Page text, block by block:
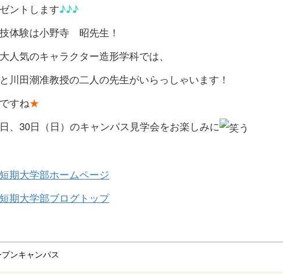
ントします♪♪♪
体験は小野寺 昭先生！
人気のキャラクター造形学科では、
川田潮准教授の二人の先生がいらっしゃいます！
すね★
、30日（日）のキャンパス見学会をお楽しみに
期大学部ホームページ
期大学部ブログトップ
ンキャンパス